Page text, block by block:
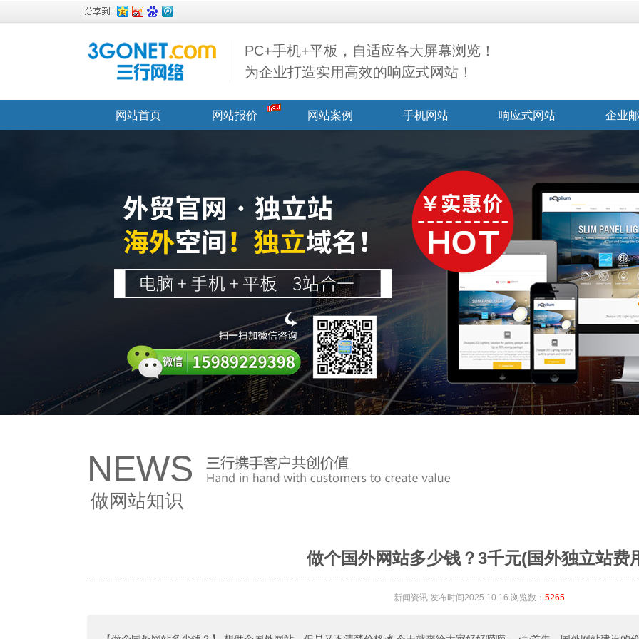
PC+手机+平板，自适应各大屏幕浏览！
为企业打造实用高效的响应式网站！
网站首页 网站报价 网站案例 手机网站 响应式网站 企业
NEWS
做网站知识
做个国外网站多少钱？3千元(国外独立站费
新闻资讯 发布时间2025.10.16.浏览数： 5265